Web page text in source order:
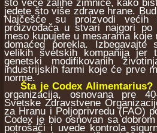
jedete što više zdrave hrane.
Najčešće su proizvodi većih
proizvođača u stvari najgori
meso kupujete u mesarama
domaćeg porekla. Izbegavajte
velikih svetskih kompanija jer
genetski modifikovanih
industrijskih farmi koje će prve
norme.
Šta je Codex Alimentarius?
organizacija, osnovana pre
Svetske Zdravstvene
za Hranu i Poljoprivredu (FAO)
Codex je bio osnovan sa
potrošači i uvede kontrola